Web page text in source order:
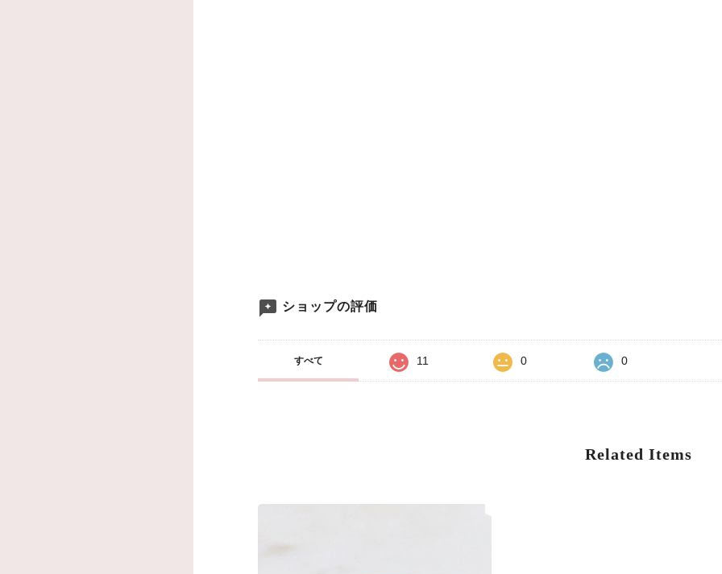
ショップの評価
すべて 11 0 0
Related Items